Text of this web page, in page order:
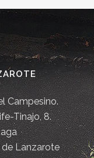
Campesino.
Tinajo, 8.
Lanzarote